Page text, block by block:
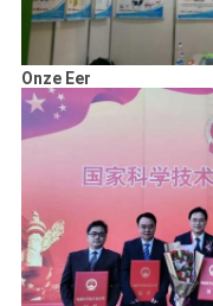
Onze Eer